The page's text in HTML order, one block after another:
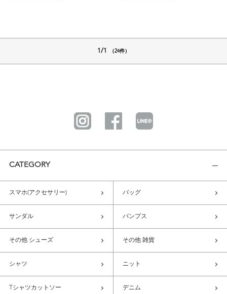
1/1 （24件）
CATEGORY
スマホ(アクセサリー) バッグ
サンダル パンプス
その他 シューズ その他 雑貨
シャツ ニット
Tシャツカットソー デニム